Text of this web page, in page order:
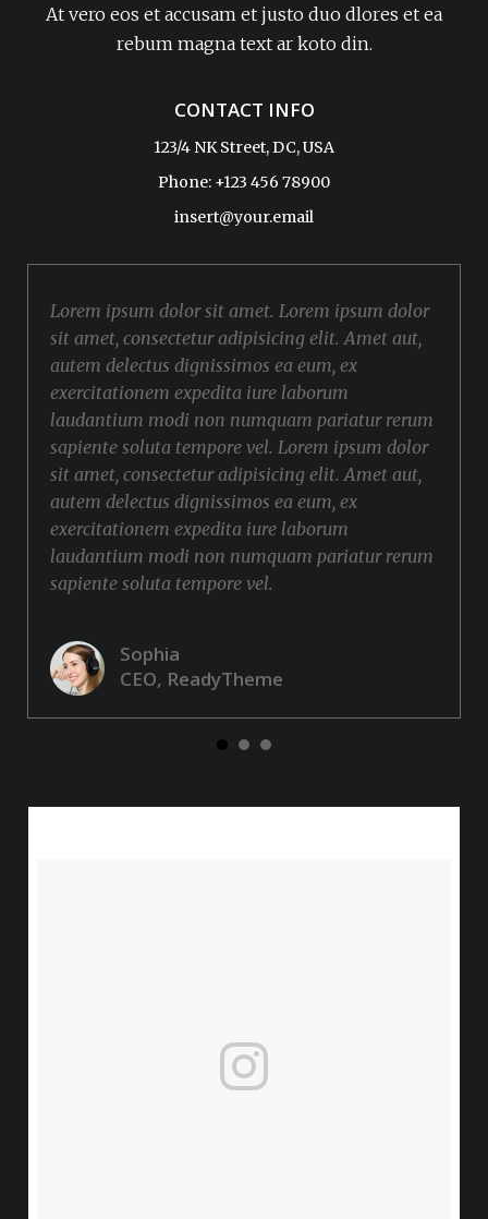
At vero eos et accusam et justo duo dlores et ea
rebum magna text ar koto din.
CONTACT INFO
123/4 NK Street, DC, USA
Phone: +123 456 78900
insert@your.email
Lorem ipsum dolor sit amet. Lorem ipsum dolor
sit amet, consectetur adipisicing elit. Amet aut,
autem delectus dignissimos ea eum, ex
exercitationem expedita iure laborum
laudantium modi non numquam pariatur rerum
sapiente soluta tempore vel. Lorem ipsum dolor
sit amet, consectetur adipisicing elit. Amet aut,
autem delectus dignissimos ea eum, ex
exercitationem expedita iure laborum
laudantium modi non numquam pariatur rerum
sapiente soluta tempore vel.
Sophia
CEO, ReadyTheme